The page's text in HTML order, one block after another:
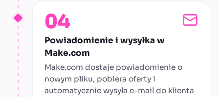
04
Powiadomienie i wysyłka w
Make.com
Make.com dostaje powiadomienie o
nowym pliku, pobiera oferty i
automatycznie wysyła e-mail do klienta